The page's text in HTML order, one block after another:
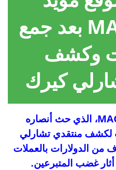
لحركة MAGA بعد جمع
وكشف
كيرك
الموقع المؤيد لحركة MAGA، الذي حث أنصاره
لكشف منتقدي تشارلي
من الدولارات بالعملات
غضب المتبرعين.